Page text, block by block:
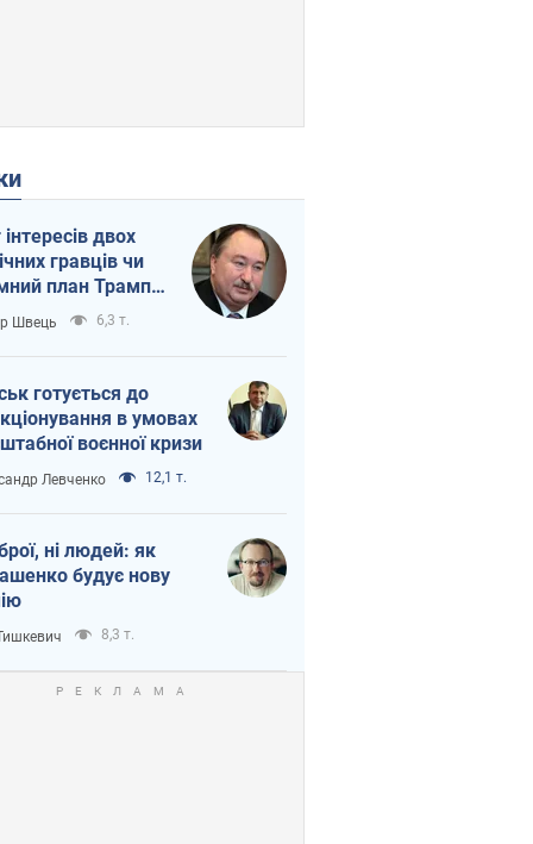
інтересів двох
гравців чи
план Трампа
Швець 6,3 т.
готується до
в умовах
воєнної кризи
Левченко 12,1 т.
ні людей: як
будує нову
8,3 т.